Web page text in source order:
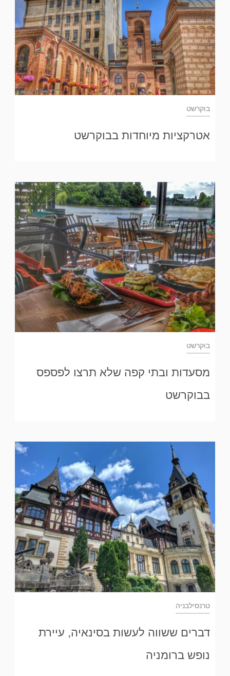
בוקרשט
אטרקציות מיוחדות בבוקרשט
בוקרשט
מסעדות ובתי קפה שלא תרצו לפספס
בבוקרשט
טרנסילבניה
דברים ששווה לעשות בסינאיה, עיירת
נופש ברומניה